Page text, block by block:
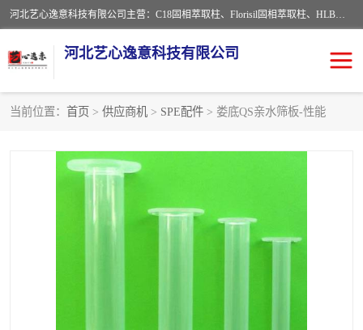
河北艺心逸意科技有限公司主营：C18固相萃取柱、Florisil固相萃取柱、HLB固相萃取柱、MCX固相萃取柱、QuEChERS、固相萃取空柱、针式过滤器 、固相萃取柱、黄曲霉毒素亲和柱。全国咨询热线：18630105913。河北艺心逸意科技有限公司接受来样定做，我们秉承着“顾客至上，锐意进取”的经营理念，坚持客户至上的原则为广大客户提供优质的服务，欢迎广大客户惠顾！免费咨询！
河北艺心逸意科技有限公司
当前位置： 首页 > 供应商机 > SPE配件 > 娄底QS亲水筛板-性能
离子色谱预处理柱
SPE填料